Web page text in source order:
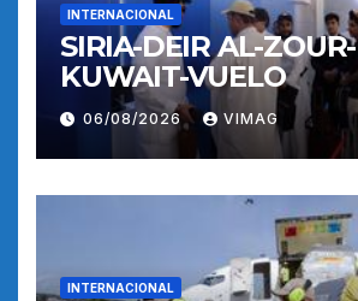
INTERNACIONAL
SIRIA-DEIR AL-ZOUR-
KUWAIT-VUELO
06/08/2026 VIMAG
INTERNACIONAL